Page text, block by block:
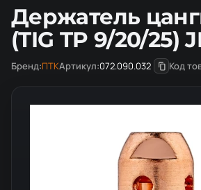
Держатель
(TIG TP 9/20/25)
Бренд:ПТКАртикул:072.090.032 Код